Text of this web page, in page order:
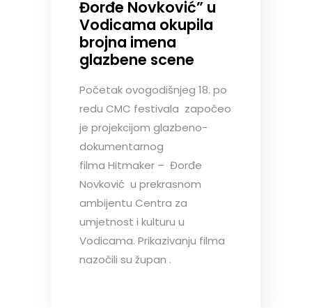
Đorđe Novković” u
Vodicama okupila
brojna imena
glazbene scene
Početak ovogodišnjeg 18. po
redu CMC festivala započeo
je projekcijom glazbeno-
dokumentarnog
filma Hitmaker – Đorđe
Novković u prekrasnom
ambijentu Centra za
umjetnost i kulturu u
Vodicama. Prikazivanju filma
nazočili su župan .